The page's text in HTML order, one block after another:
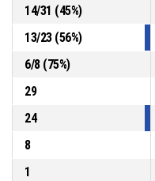
14/31 (45%)
13/23(56%)
6/8(75%)
29
24
8
1